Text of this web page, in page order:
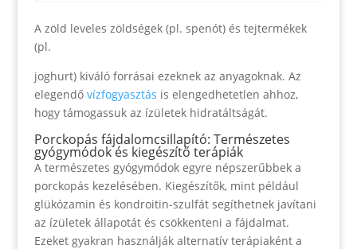
A zöld leveles zöldségek (pl. spenót) és tejtermékek
(pl.
joghurt) kiváló forrásai ezeknek az anyagoknak. Az
elegendő vízfogyasztás is elengedhetetlen ahhoz,
hogy támogassuk az ízületek hidratáltságát.
Porckopás fájdalomcsillapító: Természetes
gyógymódok és kiegészítő terápiák
A természetes gyógymódok egyre népszerűbbek a
porckopás kezelésében. Kiegészítők, mint például
glükózamin és kondroitin-szulfát segíthetnek javítani
az ízületek állapotát és csökkenteni a fájdalmat.
Ezeket gyakran használják alternatív terápiaként a